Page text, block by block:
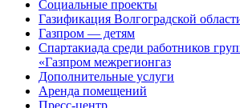
Социальные проекты
Газификация Волгоградской
Газпром — детям
Спартакиада среди работников
«Газпром межрегионгаз
Дополнительные услуги
Аренда помещений
Пресс-центр